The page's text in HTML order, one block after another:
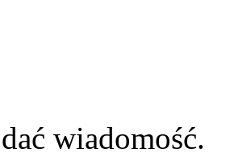
wiadomość.